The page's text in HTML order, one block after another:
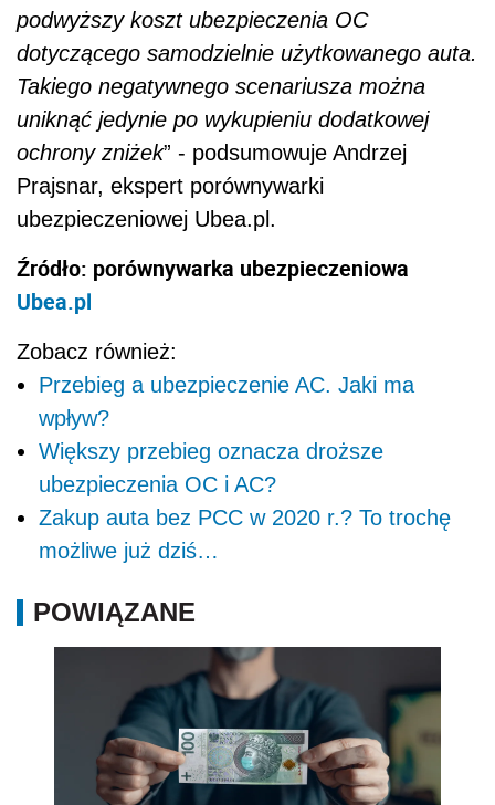
podwyższy koszt ubezpieczenia OC
dotyczącego samodzielnie użytkowanego auta.
Takiego negatywnego scenariusza można
uniknąć jedynie po wykupieniu dodatkowej
ochrony zniżek” - podsumowuje Andrzej
Prajsnar, ekspert porównywarki
ubezpieczeniowej Ubea.pl.
Źródło: porównywarka ubezpieczeniowa
Ubea.pl
Zobacz również:
Przebieg a ubezpieczenie AC. Jaki ma
wpływ?
Większy przebieg oznacza droższe
ubezpieczenia OC i AC?
Zakup auta bez PCC w 2020 r.? To trochę
możliwe już dziś…
POWIĄZANE